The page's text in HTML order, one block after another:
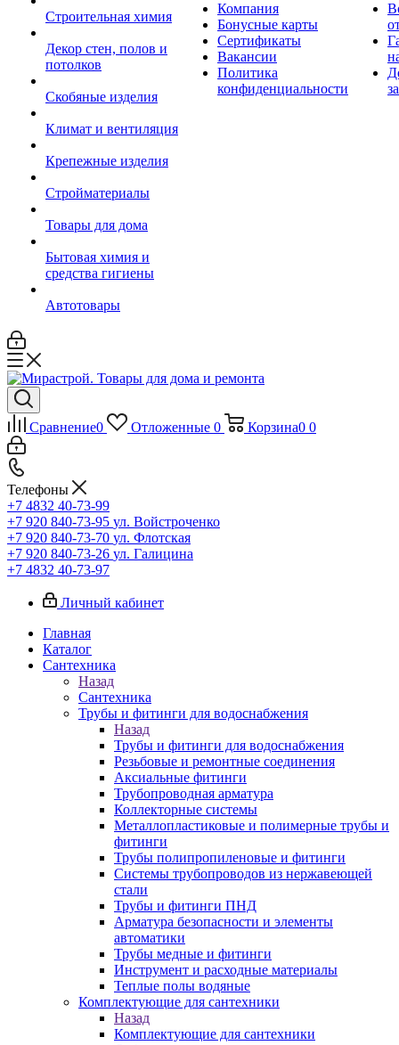
Строительная химия
Декор стен, полов и
потолков
Скобяные изделия
Климат и вентиляция
Крепежные изделия
Стройматериалы
Товары для дома
Бытовая химия и
средства гигиены
Автотовары
Компания
Бонусные карты
Сертификаты
Вакансии
Политика
конфиденциальности
Сравнение0 Отложенные 0 Корзина0 0
Телефоны
+7 4832 40-73-99
+7 920 840-73-95 ул. Войстроченко
+7 920 840-73-70 ул. Флотская
+7 920 840-73-26 ул. Галицина
+7 4832 40-73-97
Личный кабинет
Главная
Каталог
Сантехника
Назад
Сантехника
Трубы и фитинги для водоснабжения
Назад
Трубы и фитинги для водоснабжения
Резьбовые и ремонтные соединения
Аксиальные фитинги
Трубопроводная арматура
Коллекторные системы
Металлопластиковые и полимерные трубы и
фитинги
Трубы полипропиленовые и фитинги
Системы трубопроводов из нержавеющей
стали
Трубы и фитинги ПНД
Арматура безопасности и элементы
автоматики
Трубы медные и фитинги
Инструмент и расходные материалы
Теплые полы водяные
Комплектующие для сантехники
Назад
Комплектующие для сантехники